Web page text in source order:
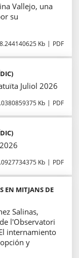
Vallejo, una
su
Kb PDF
Juliol 2026
Kb PDF
Kb PDF
EN MITJANS DE
Salinas,
l'Observatori
internamiento
y